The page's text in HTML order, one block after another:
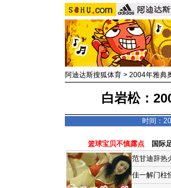
阿迪达斯搜狐体育 > 2004年雅典
白岩松：
时间：
篮球宝贝不慎露点 国际
范甘迪辞热
佳一解门柱